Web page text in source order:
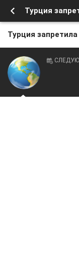
Турция